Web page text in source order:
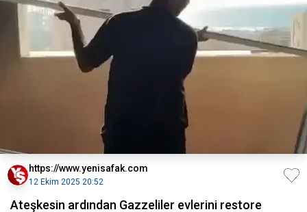
https://www.yenisafak.com
12 Ekim 2025 20:52
Ateşkesin ardından Gazzeliler evlerini restore